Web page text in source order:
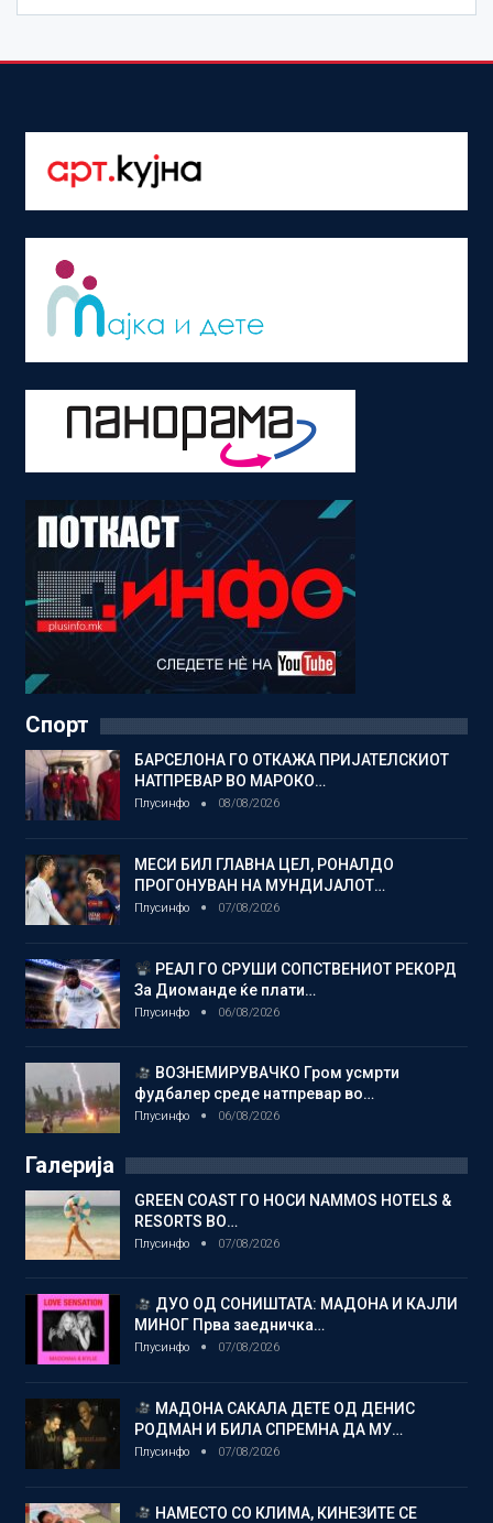
Спорт
БАРСЕЛОНА ГО ОТКАЖА ПРИЈАТЕЛСКИОТ
НАТПРЕВАР ВО МАРОКО…
Плусинфо 08/08/2026
МЕСИ БИЛ ГЛАВНА ЦЕЛ, РОНАЛДО
ПРОГОНУВАН НА МУНДИЈАЛОТ…
Плусинфо 07/08/2026
РЕАЛ ГО СРУШИ СОПСТВЕНИОТ РЕКОРД
За Диоманде ќе плати…
Плусинфо 06/08/2026
ВОЗНЕМИРУВАЧКО Гром усмрти
фудбалер среде натпревар во…
Плусинфо 06/08/2026
Галерија
GREEN COAST ГО НОСИ NAMMOS HOTELS &
RESORTS ВО…
Плусинфо 07/08/2026
ДУО ОД СОНИШТАТА: МАДОНА И КАЈЛИ
МИНОГ Прва заедничка…
Плусинфо 07/08/2026
МАДОНА САКАЛА ДЕТЕ ОД ДЕНИС
РОДМАН И БИЛА СПРЕМНА ДА МУ…
Плусинфо 07/08/2026
НАМЕСТО СО КЛИМА, КИНЕЗИТЕ СЕ